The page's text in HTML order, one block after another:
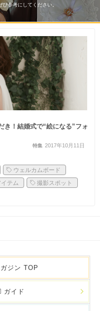
参考にしてください。
！結婚式で“絵になる”フォ
特集 2017年10月11日
ウェルカムボード
テム
撮影スポット
ジン TOP
ガイド